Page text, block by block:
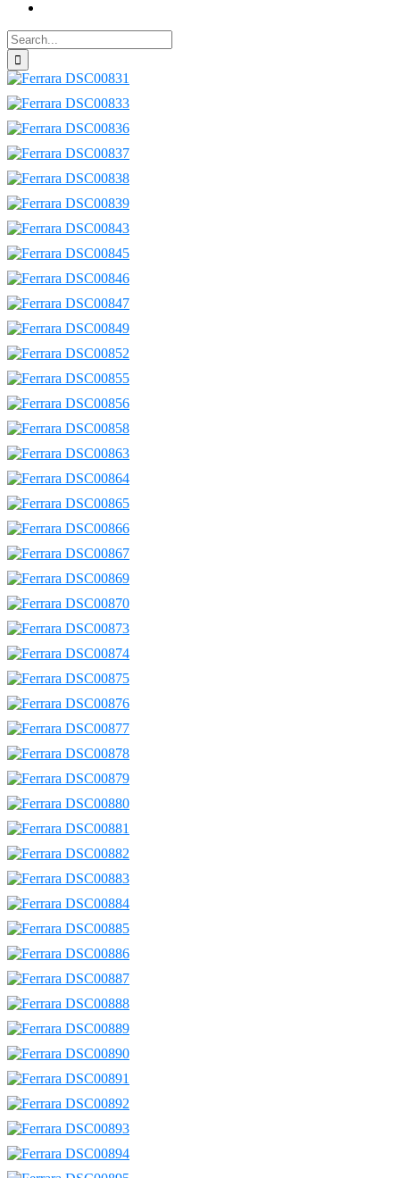
Search
for: